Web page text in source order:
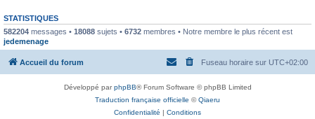
STATISTIQUES
582204 messages • 18088 sujets • 6732 membres • Notre membre le plus récent est
jedemenage
Accueil du forum Fuseau horaire sur UTC+02:00
Développé parphpBB® Forum Software © phpBB Limited
Traduction française officielle ©Qiaeru
Confidentialité | Conditions